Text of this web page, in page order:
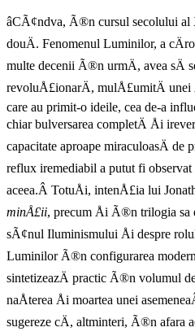
âCÃ¢ndva, Ã®n cursul secolului
douÄ. Fenomenul Luminilor, a
multe decenii Ã®n urmÄ, avea sÄ
revoluÅ£ionarÄ, mulÅ£umitÄ
care au primit-o ideile, cea de-a
chiar bulversarea completÄ Åi
capacitate aproape miraculoasÄ de
reflux iremediabil a putut fi observat
aceea.Â TotuÅi, intenÅ£ia lui
minÅ£ii, precum Åi Ã®n trilogia
sÃ¢nul Iluminismului Åi despre
Luminilor Ã®n configurarea
sintetizeazÄ practic Ã®n volumul
naÅterea Åi moartea unei
sugereze cÄ, altminteri, Ã®n afara